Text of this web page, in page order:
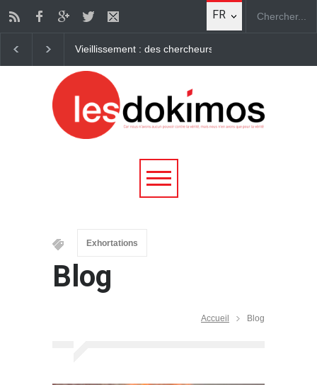
FR
Comment la Marche pour Jésus est devenue la
Exhortations
Blog
Accueil Blog